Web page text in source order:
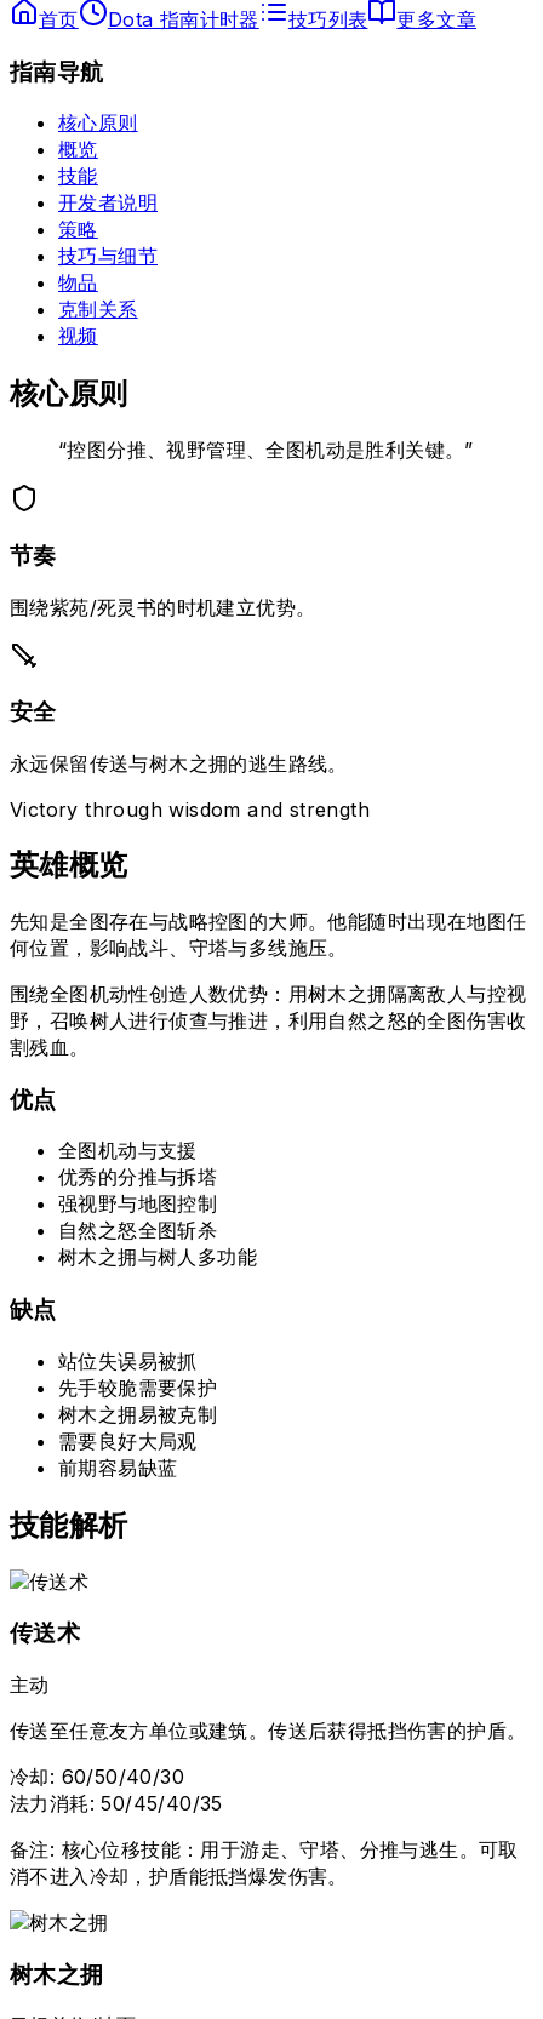
首页
Dota 指南计时器 技巧列表 更多文章
指南导航
核心原则
概览
技能
开发者说明
策略
技巧与细节
物品
克制关系
视频
核心原则
“控图分推、视野管理、全图机动是胜利关键。 ”
节奏
围绕紫苑/死灵书的时机建立优势。
安全
永远保留传送与树木之拥的逃生路线。
Victory through wisdom and strength
英雄概览
先知是全图存在与战略控图的大师。他能随时出现在地图任
何位置，影响战斗、守塔与多线施压。
围绕全图机动性创造人数优势：用树木之拥隔离敌人与控视
野，召唤树人进行侦查与推进，利用自然之怒的全图伤害收
割残血。
优点
全图机动与支援
优秀的分推与拆塔
强视野与地图控制
自然之怒全图斩杀
树木之拥与树人多功能
缺点
站位失误易被抓
先手较脆需要保护
树木之拥易被克制
需要良好大局观
前期容易缺蓝
技能解析
传送术
主动
传送至任意友方单位或建筑。传送后获得抵挡伤害的护盾。
冷却: 60/50/40/30
法力消耗:50/45/40/35
备注: 核心位移技能：用于游走、守塔、分推与逃生。可取
消不进入冷却，护盾能抵挡爆发伤害。
树木之拥